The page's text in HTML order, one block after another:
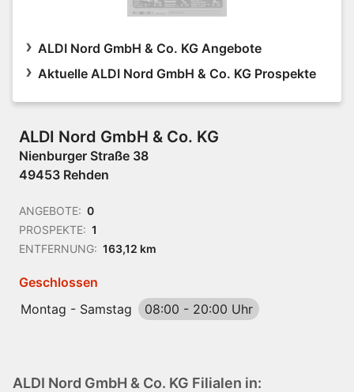
ALDI Nord GmbH & Co. KG Angebote
Aktuelle ALDI Nord GmbH & Co. KG Prospekte
ALDI Nord GmbH & Co. KG
Nienburger Straße 38
49453 Rehden
ANGEBOTE: 0
PROSPEKTE: 1
ENTFERNUNG: 163,12 km
Geschlossen
Montag - Samstag
08:00 - 20:00 Uhr
ALDI Nord GmbH & Co. KG Filialen in: